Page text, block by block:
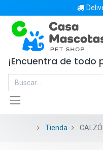
¡Encuentra de todo
Tienda